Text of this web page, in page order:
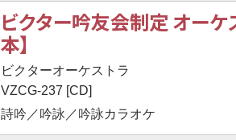
ビクター吟友会制定 オーケ
本】
ビクターオーケストラ
VZCG-237 [CD]
詩吟／吟詠／吟詠カラオケ